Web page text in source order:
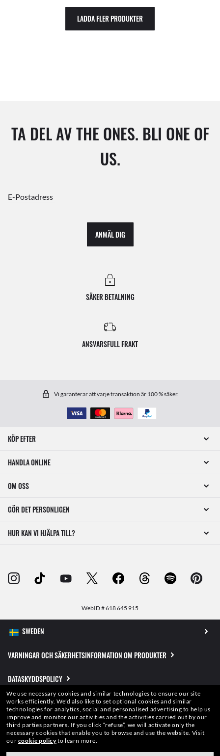
LADDA FLER PRODUKTER
TA DEL AV THE ONES. BLI ONE OF
US.
E-Postadress
ANMÄL DIG
SÄKER BETALNING
ANSVARSFULL FRAKT
Vi garanterar att varje transaktion är 100 % säker.
KÖP EFTER
HANDLA ONLINE
OM OSS
GÖR DET PERSONLIGEN
HUR KAN VI HJÄLPA TILL?
WebID #618 645 915
VARNINGAR OCH SÄKERHETSINFORMATION OM PRODUKTER
DATASKYDDSPOLICY
WEBBPLATSÖVERSIKT
ANVÄNDNINGSVILLKOR
Bilder och figurer på denna webbsida är endast belysande exempel. Kvalitet eller
We use necessary cookies and similar technologies to ensure our site
works efficiently. We’d also like to set optional cookies and similar
technologies for analytics, social and personalised advertising to help us
improve and monitor our activities and the activities carried out by our
third parties partners. If you click “refuse”, we will activate only the
necessary cookies that enable you to browse and use the website. Visit
our cookie policyto learn more.